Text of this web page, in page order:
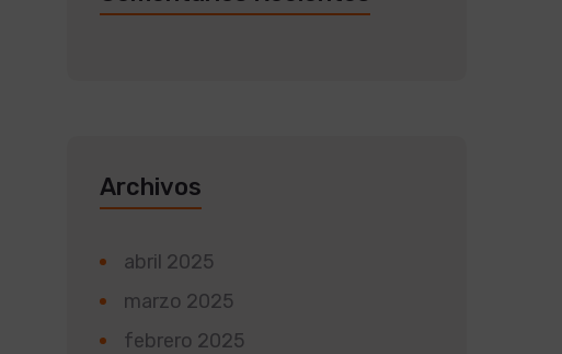
Archivos
abril 2025
marzo 2025
febrero 2025